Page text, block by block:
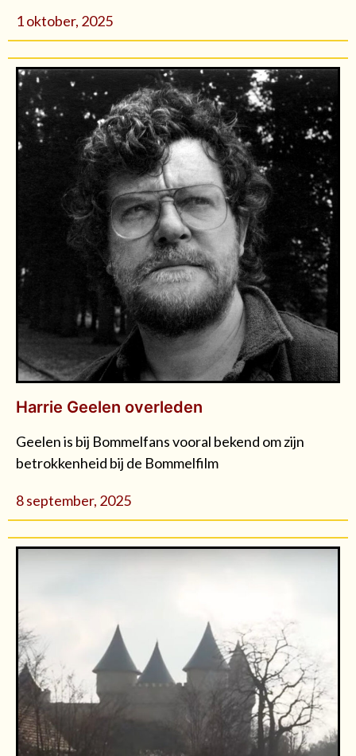
1 oktober, 2025
Harrie Geelen overleden
Geelen is bij Bommelfans vooral bekend om zijn
betrokkenheid bij de Bommelfilm
8 september, 2025